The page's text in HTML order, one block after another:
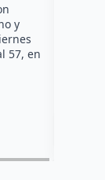
y
57, en